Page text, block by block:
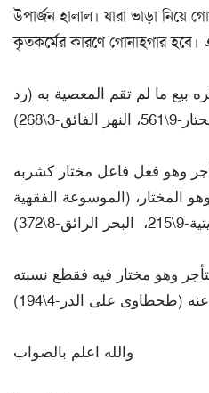
উপার্জন হালাল। যারা ভাড়া নিয়ে
কৃতকর্মের কারণে গোনাহগার হবে।
بيع ما لم تقم المعصية به (رد
النهر الفائق-3\268)
وهو فعل فاعل مختار كشربه
المختار، (الموسوعة الفقهية
الرائق-8\372)
وهو مختار فيه فقطع نسبته
عنه (طحطاوى على الدر-4\194)
والله اعلم بالصواب